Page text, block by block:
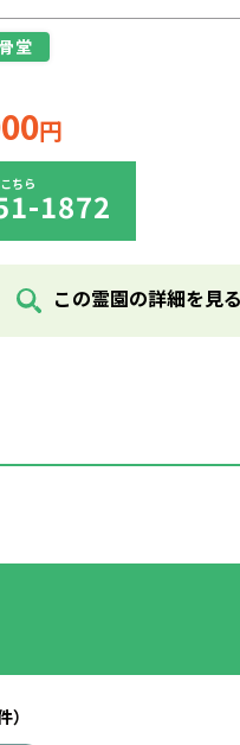
堂
円
ちら
1872
この霊園の詳細を見る